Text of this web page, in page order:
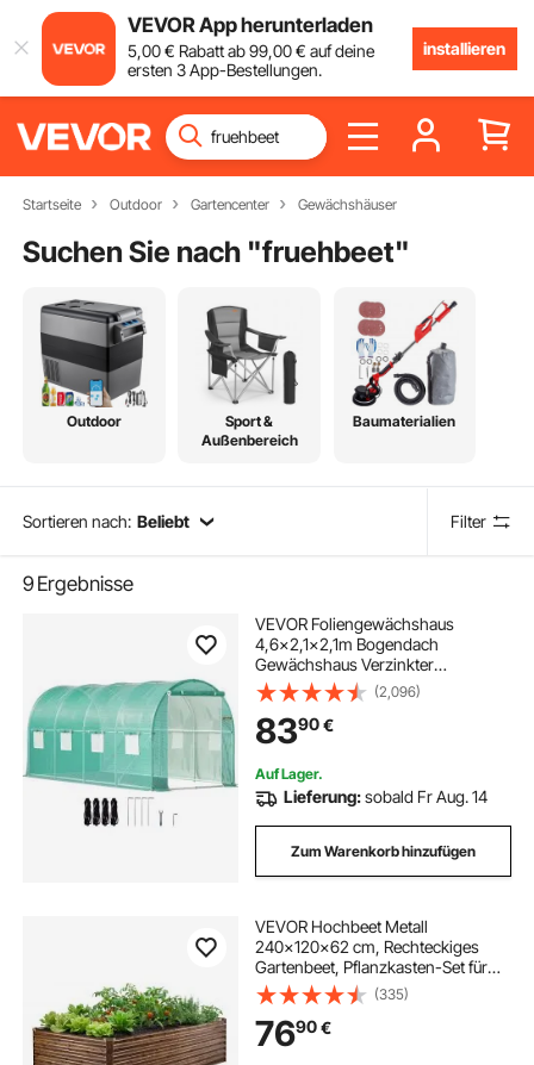
VEVOR App herunterladen
5,00€ Rabatt ab99,00€ auf deine
ersten 3 App-Bestellungen.
installieren
Startseite Outdoor Gartencenter Gewächshäuser
Suchen Sie nach "fruehbeet"
Outdoor
Sport &
Außenbereich
Baumaterialien
Sortieren nach: Beliebt Filter
9 Ergebnisse
VEVOR Foliengewächshaus
4,6x2,1x2,1m Bogendach
Gewächshaus Verzinkter
Stahlrahmen PE Abdeckung
Frühbeet Treibhaus Wasserdicht
UV-Beständig Grün Mobiler
Folientunnel Ideal für Anbau von
Gemüse Blumen
(2,096)
8390€
Auf Lager.
Lieferung:sobald Fr Aug. 14
Zum Warenkorb hinzufügen
VEVOR Hochbeet Metall
240x120x62 cm, Rechteckiges
Gartenbeet, Pflanzkasten-Set für
Außenbereich, Gemüsebeet mit
Handschuhen, Blumenbeet,
Pflanzbeet, Pflanzkübel, Frühbeet
für Blumen & Gemüse
(335)
7690€